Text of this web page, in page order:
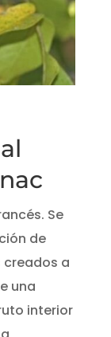
Se
de
creados a
una
interior